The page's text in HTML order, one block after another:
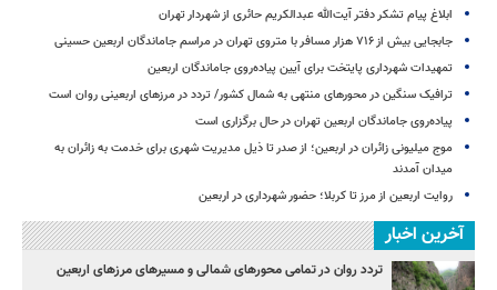
ابلاغ پیام تشکر دفتر آیت‌الله عبدالکریم حائری از شهردار تهران
جابجایی بیش از ۷۱۶ هزار مسافر با متروی تهران در مراسم جاماندگان اربعین حسینی
تمهیدات شهرداری پایتخت برای آیین پیاده‌روی جاماندگان اربعین
ترافیک سنگین در محورهای منتهی به شمال کشور/ تردد در مرزهای اربعینی روان است
پیاده‌روی جاماندگان اربعین تهران در حال برگزاری است
موج میلیونی زائران در اربعین؛ از صدر تا ذیل مدیریت شهری برای خدمت به زائران به
میدان آمدند
روایت اربعین از مرز تا کربلا؛ حضور شهرداری در اربعین
آخرین اخبار
تردد روان در تمامی محورهای شمالی و مسیرهای مرزهای اربعین